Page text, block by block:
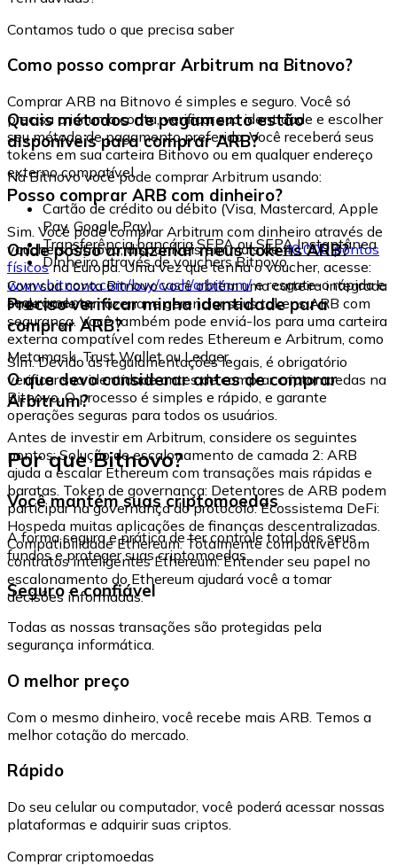
Contamos tudo o que precisa saber
Como posso comprar Arbitrum na Bitnovo?
Comprar ARB na Bitnovo é simples e seguro. Você só
precisa criar uma conta, verificar sua identidade e escolher
seu método de pagamento preferido. Você receberá seus
tokens em sua carteira Bitnovo ou em qualquer endereço
externo compatível.
Quais métodos de pagamento estão
disponíveis para comprar ARB?
Na Bitnovo você pode comprar Arbitrum usando:
Cartão de crédito ou débito (Visa, Mastercard, Apple
Pay, Google Pay)
Transferência bancária SEPA ou SEPA Instantânea
Dinheiro através de vouchers Bitnovo
Posso comprar ARB com dinheiro?
Sim. Você pode comprar Arbitrum com dinheiro através de
vouchers Bitnovo, disponíveis em mais de40.000 pontos
físicosna Europa. Uma vez que tenha o voucher, acesse:
www.bitnovo.com/buy/cash/arbitrum/e resgate-o rápida e
seguramente.
Onde posso armazenar meus tokens ARB?
Com sua conta Bitnovo você obtém uma carteira integrada
onde pode armazenar e gerenciar seus tokens ARB com
segurança. Você também pode enviá-los para uma carteira
externa compatível com redes Ethereum e Arbitrum, como
Metamask, Trust Wallet ou Ledger.
Preciso verificar minha identidade para
comprar ARB?
Sim. Devido às regulamentações legais, é obrigatório
verificar sua identidade antes de comprar criptomoedas na
Bitnovo. O processo é simples e rápido, e garante
operações seguras para todos os usuários.
O que devo considerar antes de comprar
Arbitrum?
Antes de investir em Arbitrum, considere os seguintes
pontos: Solução de escalonamento de camada 2: ARB
ajuda a escalar Ethereum com transações mais rápidas e
baratas. Token de governança: Detentores de ARB podem
participar na governança do protocolo. Ecossistema DeFi:
Hospeda muitas aplicações de finanças descentralizadas.
Compatibilidade Ethereum: Totalmente compatível com
contratos inteligentes Ethereum. Entender seu papel no
escalonamento do Ethereum ajudará você a tomar
decisões informadas.
Por que Bitnovo?
Você mantém suas criptomoedas
A forma segura e prática de ter controle total dos seus
fundos e proteger suas criptomoedas.
Seguro e confiável
Todas as nossas transações são protegidas pela
segurança informática.
O melhor preço
Com o mesmo dinheiro, você recebe mais ARB. Temos a
melhor cotação do mercado.
Rápido
Do seu celular ou computador, você poderá acessar nossas
plataformas e adquirir suas criptos.
Comprar criptomoedas